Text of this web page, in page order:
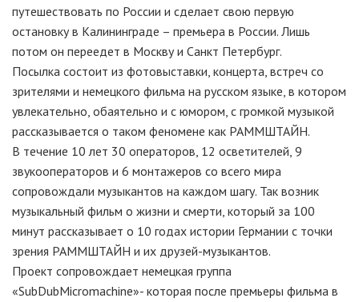
путешествовать по России и сделает свою первую
остановку в Калининграде – премьера в России. Лишь
потом он переедет в Москву и Санкт Петербург.
Посылка состоит из фотовыставки, концерта, встреч со
зрителями и немецкого фильма на русском языке, в котором
увлекательно, обаятельно и с юмором, с громкой музыкой
рассказывается о таком феномене как РАММШТАЙН.
В течение 10 лет 30 операторов, 12 осветителей, 9
звукооператоров и 6 монтажеров со всего мира
сопровождали музыкантов на каждом шагу. Так возник
музыкальный фильм о жизни и смерти, который за 100
минут рассказывает о 10 годах истории Германии с точки
зрения РАММШТАЙН и их друзей-музыкантов.
Проект сопровождает немецкая группа
«SubDubMicromachine»- которая после премьеры фильма в